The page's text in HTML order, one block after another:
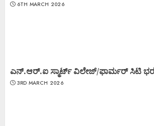
6TH MARCH 2026
ಎನ್.ಆರ್.ಐ ಸ್ಮಾರ್ಟ್ ವಿಲೇಜ್/ಫಾರ್ಮರ್ ಸಿಟಿ
3RD MARCH 2026